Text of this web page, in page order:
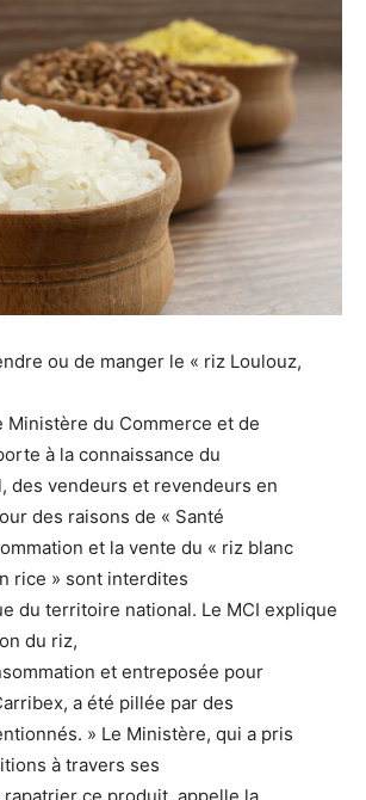
ou de manger le « riz Loulouz,
Ministère du Commerce et de
à la connaissance du
des vendeurs et revendeurs en
des raisons de « Santé
et la vente du « riz blanc
rice » sont interdites
du territoire national. Le MCI explique
du riz,
et entreposée pour
a été pillée par des
» Le Ministère, qui a pris
à travers ses